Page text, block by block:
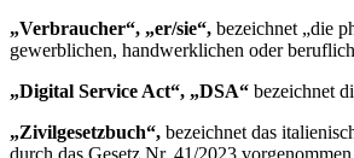
„Verbraucher“, „er/sie“, bezeichnet „die
gewerblichen, handwerklichen oder
„Digital Service Act“, „DSA“ bezeichnet
„Zivilgesetzbuch“, bezeichnet das